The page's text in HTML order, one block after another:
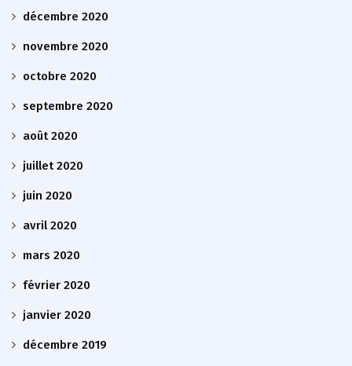
décembre 2020
novembre 2020
octobre 2020
septembre 2020
août 2020
juillet 2020
juin 2020
avril 2020
mars 2020
février 2020
janvier 2020
décembre 2019